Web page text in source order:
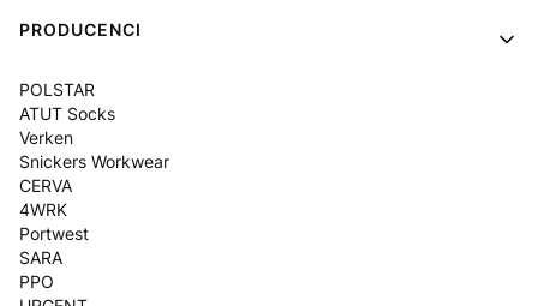
PRODUCENCI
POLSTAR
ATUT Socks
Verken
Snickers Workwear
CERVA
4WRK
Portwest
SARA
PPO